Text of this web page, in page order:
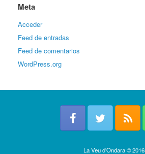
Meta
Acceder
Feed de entradas
Feed de comentarios
WordPress.org
La Veu d'Ondara © 2016